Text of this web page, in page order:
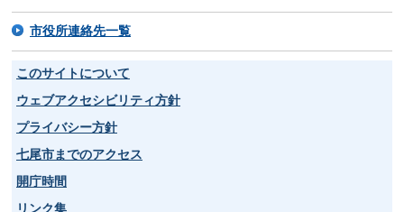
市役所連絡先一覧
このサイトについて
ウェブアクセシビリティ方針
プライバシー方針
七尾市までのアクセス
開庁時間
リンク集